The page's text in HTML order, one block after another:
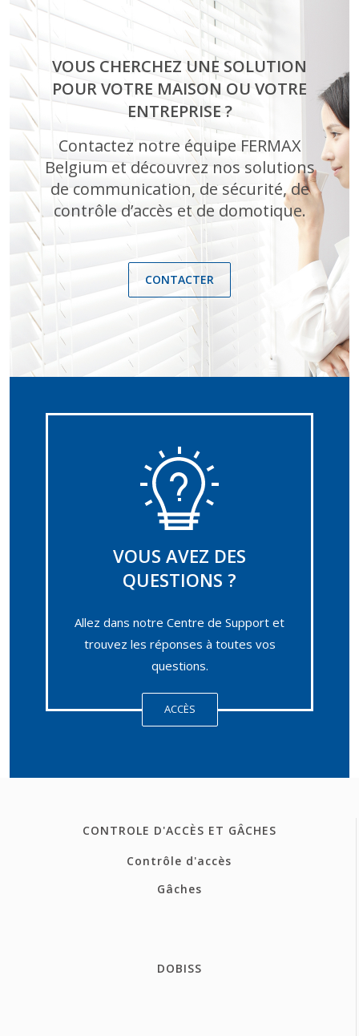
VOUS CHERCHEZ UNE SOLUTION
POUR VOTRE MAISON OU VOTRE
ENTREPRISE ?
Contactez notre équipe FERMAX
Belgium et découvrez nos solutions
de communication, de sécurité, de
contrôle d’accès et de domotique.
CONTACTER
VOUS AVEZ DES
QUESTIONS ?
Allez dans notre Centre de Support et
trouvez les réponses à toutes vos
questions.
ACCÈS
CONTROLE D'ACCÈS ET GÂCHES
Contrôle d'accès
Gâches
DOBISS